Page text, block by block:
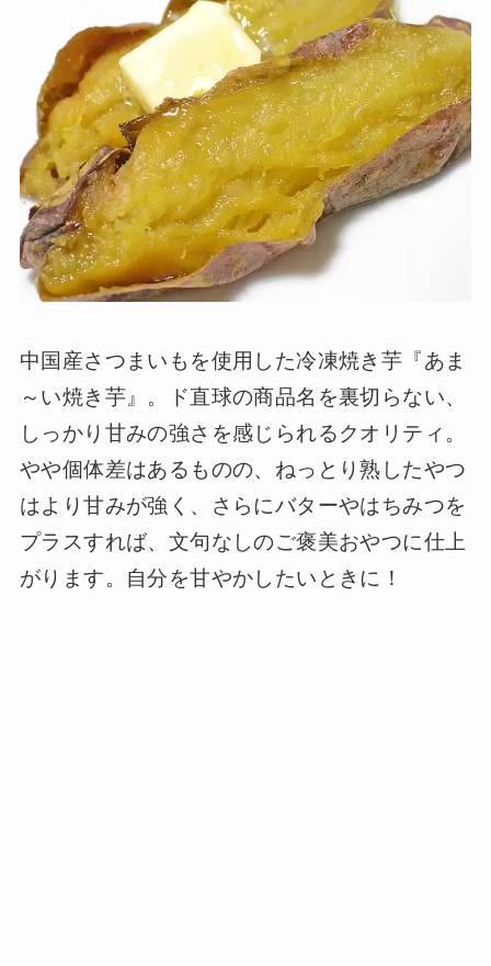
中国産さつまいもを使用した冷凍焼き芋『あま
～い焼き芋』。ド直球の商品名を裏切らない、
しっかり甘みの強さを感じられるクオリティ。
やや個体差はあるものの、ねっとり熟したやつ
はより甘みが強く、さらにバターやはちみつを
プラスすれば、文句なしのご褒美おやつに仕上
がります。自分を甘やかしたいときに！